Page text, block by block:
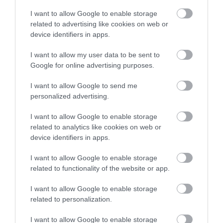
I want to allow Google to enable storage
related to advertising like cookies on web or
device identifiers in apps.
I want to allow my user data to be sent to
Google for online advertising purposes.
I want to allow Google to send me
personalized advertising.
I want to allow Google to enable storage
related to analytics like cookies on web or
device identifiers in apps.
I want to allow Google to enable storage
related to functionality of the website or app.
I want to allow Google to enable storage
related to personalization.
I want to allow Google to enable storage
Gareth Williams: Οι βόλτες με ποδήλατο του
έγιναν θέμα στο BBC (βίντεο)
29.05.2026 00:01
Πανελλήνιες 2026: Πώς οι γονείς μπορούν